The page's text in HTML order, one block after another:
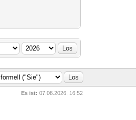
Es ist: 07.08.2026, 16:52